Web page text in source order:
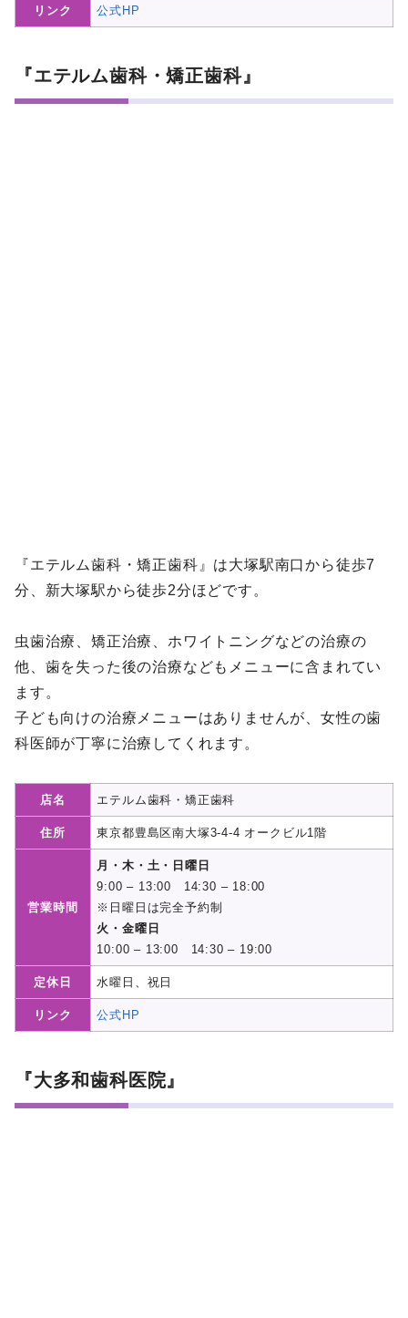
リンク 公式HP
『エテルム歯科・矯正歯科』
『エテルム歯科・矯正歯科』は大塚駅南口から徒歩7
分、新大塚駅から徒歩2分ほどです。
虫歯治療、矯正治療、ホワイトニングなどの治療の
他、歯を失った後の治療などもメニューに含まれてい
ます。
子ども向けの治療メニューはありませんが、女性の歯
科医師が丁寧に治療してくれます。
店名 エテルム歯科・矯正歯科
住所 東京都豊島区南大塚3-4-4 オークビル1階
営業時間
月・木・土・日曜日
9:00 – 13:00 14:30 – 18:00
※日曜日は完全予約制
火・金曜日
10:00 – 13:00 14:30 – 19:00
定休日 水曜日、祝日
リンク 公式HP
『大多和歯科医院』